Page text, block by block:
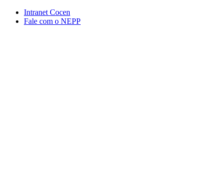
Conteúdo principal Menu principal
Intranet Cocen
Fale com o NEPP